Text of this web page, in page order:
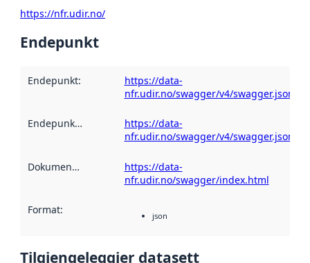
https://nfr.udir.no/
Endepunkt
Endepunkt:
https://data-
nfr.udir.no/swagger/v4/swagger.json
Endepunktskildring
https://data-
nfr.udir.no/swagger/v4/swagger.json
Dokumentasjon
https://data-
nfr.udir.no/swagger/index.html
Format: json
Tilgjengeleggjer datasett